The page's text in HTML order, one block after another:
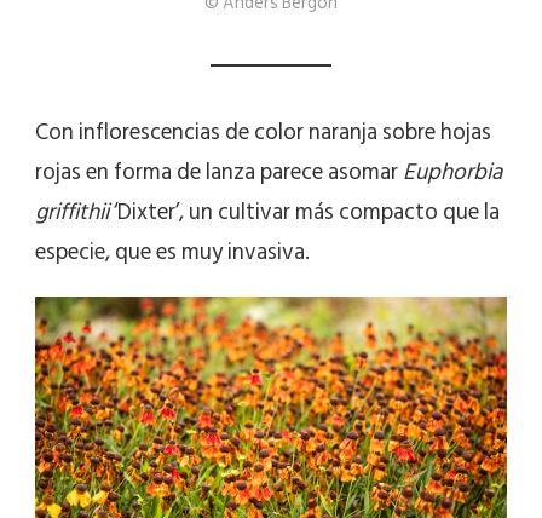
Con inflorescencias de color naranja sobre hojas
rojas en forma de lanza parece asomarEuphorbia
griffithii‘Dixter’, un cultivar más compacto que la
especie, que es muy invasiva.